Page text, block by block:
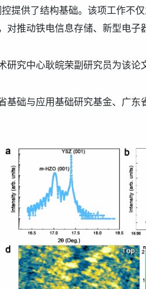
提供了结构基础。 该项工作不
对推动铁电信息存储、新型电子
究中心耿皖荣副研究员为该论
基础与应用基础研究基金、广